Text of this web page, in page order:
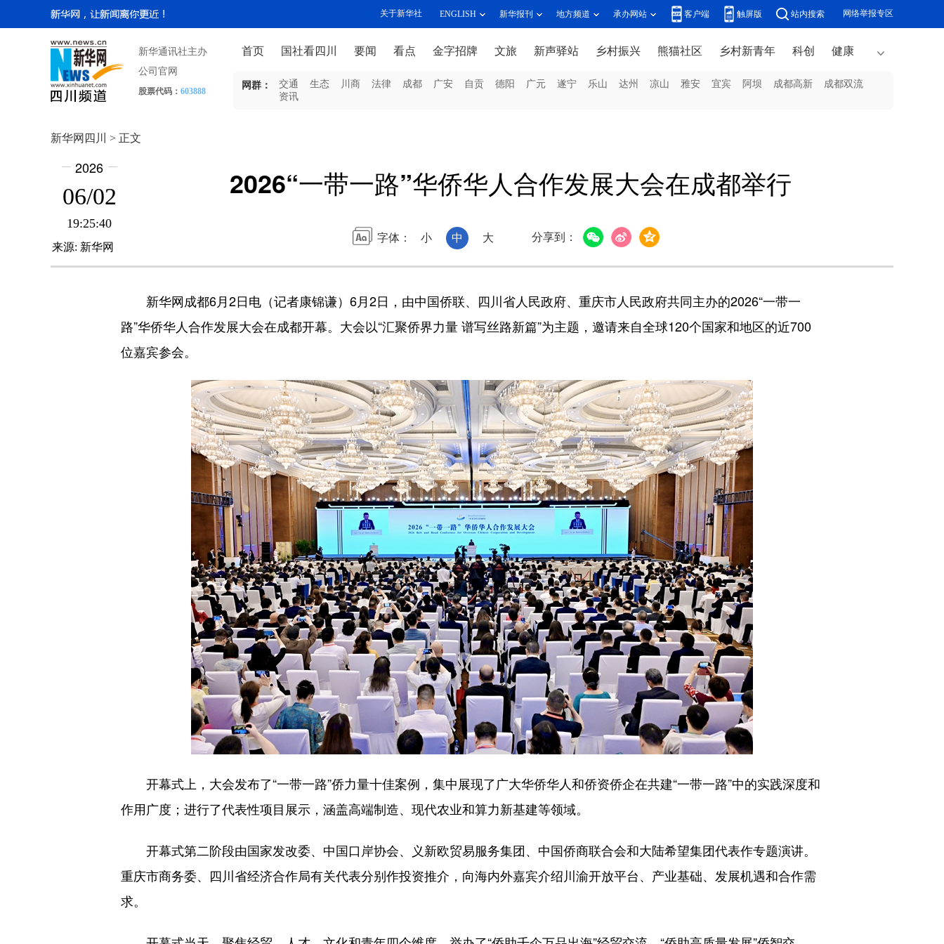
关于新华社 ENGLISH 新华报刊 地方频道 承办网站 客户端 触屏版 站内搜索 网络举报专区
新华通讯社主办
公司官网
股票代码： 603888
首页 国社看四川 要闻 看点 金字招牌 文旅 新声驿站 乡村振兴 熊猫社区 乡村新青年 科创 健康
网群： 交通 生态 川商 法律 成都 广安 自贡 德阳 广元 遂宁 乐山 达州 凉山 雅安 宜宾 阿坝 成都高新
成都双流
资讯
新华网四川 > 正文
2026
06/02
19:25:40
来源: 新华网
2026“一带一路”华侨华人合作发展大会在成都举行
字体： 小 中 大 分享到：
新华网成都6月2日电（记者康锦谦）6月2日，由中国侨联、四川省人民政府、重庆市人民政府共同主办的2026“一带一
路”华侨华人合作发展大会在成都开幕。大会以“汇聚侨界力量 谱写丝路新篇”为主题，邀请来自全球120个国家和地区的近700
位嘉宾参会。
开幕式上，大会发布了“一带一路”侨力量十佳案例，集中展现了广大华侨华人和侨资侨企在共建“一带一路”中的实践深度和
作用广度；进行了代表性项目展示，涵盖高端制造、现代农业和算力新基建等领域。
开幕式第二阶段由国家发改委、中国口岸协会、义新欧贸易服务集团、中国侨商联合会和大陆希望集团代表作专题演讲。
重庆市商务委、四川省经济合作局有关代表分别作投资推介，向海内外嘉宾介绍川渝开放平台、产业基础、发展机遇和合作需
求。